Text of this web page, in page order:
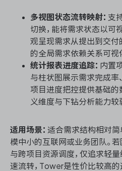
多视图状态流转映射： 支
切换，能将需求状态以可
观呈现需求从提出到交付
的全局需求依赖关系可视
统计报表进度追踪： 内置
与柱状图展示需求完成率
项目进度把控提供基础的
义维度与下钻分析能力较
适用场景： 适合需求结构相对简
模中小的互联网或业务团队。
与跨项目资源调度，仅追求轻
速流转，Tower是性价比较高的